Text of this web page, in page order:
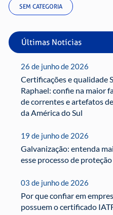
SEM CATEGORIA
Últimas Notícias
26 de junho de 2026
Certificações e qualidade
Raphael: confie na maior
de correntes e artefatos
da América do Sul
19 de junho de 2026
Galvanização: entenda
esse processo de
03 de junho de 2026
Por que confiar em
possuem o certificado